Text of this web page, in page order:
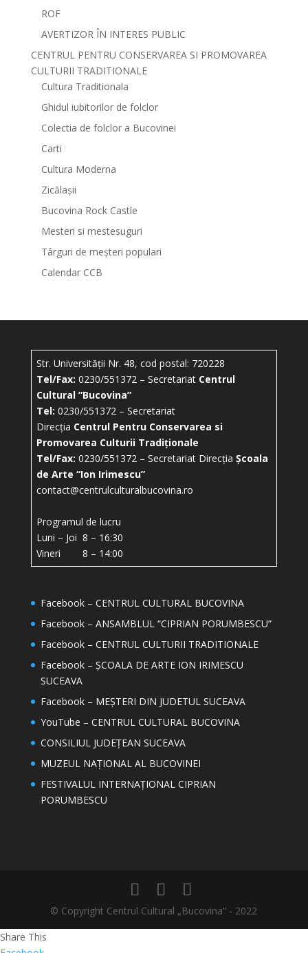
ROF
AVERTIZOR ÎN INTERES PUBLIC
CENTRUL PENTRU CONSERVAREA SI PROMOVAREA
CULTURII TRADITIONALE
Cultura Traditionala
Ghidul iubitorilor de folclor
Colectia de folclor a Bucovinei
Carti
Cultura Moderna
Zicălașii
Bucovina Rock Castle
Mesteri si mestesuguri
Târguri de meșteri populari
Calendar CCB
Str. Universității Nr. 48, cod postal: 720228
Tel/Fax: 0230/551372 – Secretariat Centrul
Cultural ”Bucovina”
Tel: 0230/551372 – Secretariat
Direcția Centrul Pentru Conservarea si
Promovarea Culturii Tradiționale
Tel/Fax: 0230/551372 – Secretariat Direcția Școala
de Arte “Ion Irimescu”
contact@centrulculturalbucovina.ro
Programul de lucru
Luni – Joi 8 – 16:30
Vineri 8 – 14:00
Facebook – CENTRUL CULTURAL BUCOVINA
Facebook – ANSAMBLUL “CIPRIAN PORUMBESCU”
Facebook – CENTRUL CULTURII TRADITIONALE
Facebook – ȘCOALA DE ARTE ION IRIMESCU
SUCEAVA
Facebook – MEȘTERI DIN JUDETUL SUCEAVA
YouTube – CENTRUL CULTURAL BUCOVINA
CONSILIUL JUDEȚEAN SUCEAVA
MUZEUL NAȚIONAL AL BUCOVINEI
FESTIVALUL INTERNAȚIONAL CIPRIAN
PORUMBESCU
© Copyright Centrul Cultural „Bucovina” - 2022
Share This